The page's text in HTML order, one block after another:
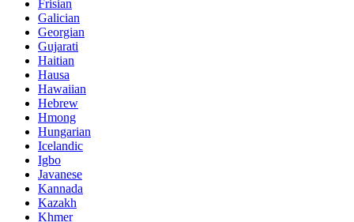
Frisian
Galician
Georgian
Gujarati
Haitian
Hausa
Hawaiian
Hebrew
Hmong
Hungarian
Icelandic
Igbo
Javanese
Kannada
Kazakh
Khmer